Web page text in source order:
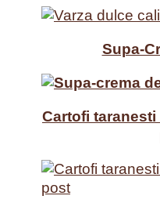
Supa-
Cartofi taranesti